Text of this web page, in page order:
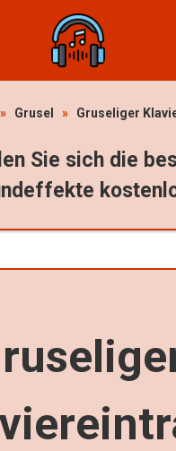
» Grusel » Gruseliger
Sie sich die